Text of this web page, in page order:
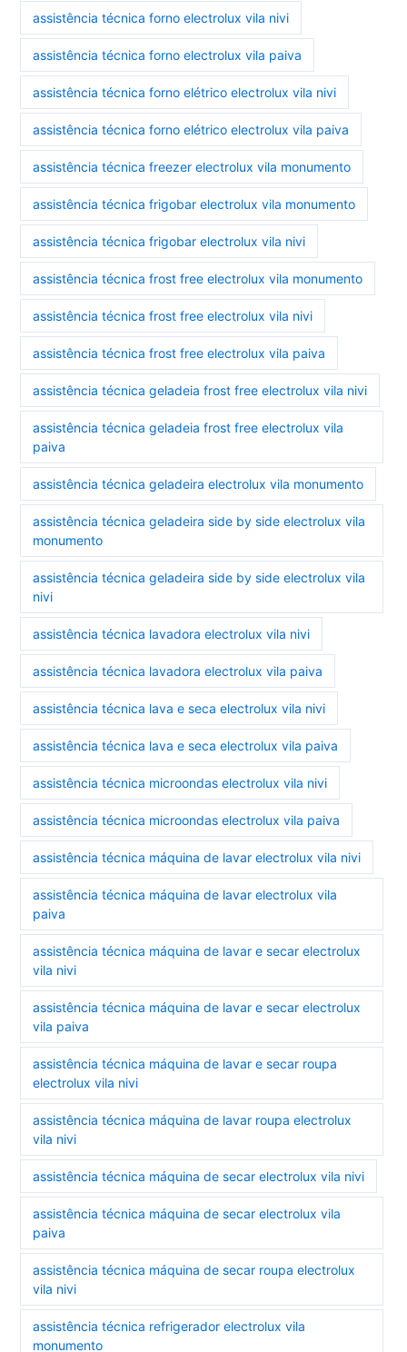
assistência técnica forno electrolux vila nivi
assistência técnica forno electrolux vila paiva
assistência técnica forno elétrico electrolux vila nivi
assistência técnica forno elétrico electrolux vila paiva
assistência técnica freezer electrolux vila monumento
assistência técnica frigobar electrolux vila monumento
assistência técnica frigobar electrolux vila nivi
assistência técnica frost free electrolux vila monumento
assistência técnica frost free electrolux vila nivi
assistência técnica frost free electrolux vila paiva
assistência técnica geladeia frost free electrolux vila nivi
assistência técnica geladeia frost free electrolux vila
paiva
assistência técnica geladeira electrolux vila monumento
assistência técnica geladeira side by side electrolux vila
monumento
assistência técnica geladeira side by side electrolux vila
nivi
assistência técnica lavadora electrolux vila nivi
assistência técnica lavadora electrolux vila paiva
assistência técnica lava e seca electrolux vila nivi
assistência técnica lava e seca electrolux vila paiva
assistência técnica microondas electrolux vila nivi
assistência técnica microondas electrolux vila paiva
assistência técnica máquina de lavar electrolux vila nivi
assistência técnica máquina de lavar electrolux vila
paiva
assistência técnica máquina de lavar e secar electrolux
vila nivi
assistência técnica máquina de lavar e secar electrolux
vila paiva
assistência técnica máquina de lavar e secar roupa
electrolux vila nivi
assistência técnica máquina de lavar roupa electrolux
vila nivi
assistência técnica máquina de secar electrolux vila nivi
assistência técnica máquina de secar electrolux vila
paiva
assistência técnica máquina de secar roupa electrolux
vila nivi
assistência técnica refrigerador electrolux vila
monumento